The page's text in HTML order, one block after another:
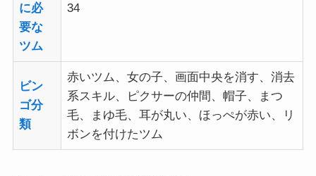
に必
要な
ツム
34
ビン
ゴ分
類
赤いツム、女の子、画面中央を消す、消去
系スキル、ピクサーの仲間、帽子、まつ
毛、まゆ毛、耳が丸い、ほっぺが赤い、リ
ボンを付けたツム